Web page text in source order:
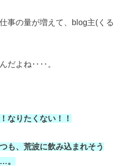
事の量が増えて、blog主(くる
だよね‥‥。
なりたくない！！
も、荒波に飲み込まれそう
。